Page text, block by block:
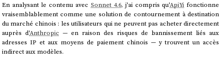
En analysant le contenu avec Sonnet 4.6, j'ai compris qu'ApiYi fonctionne
vraisemblablement comme une solution de contournement à destination
du marché chinois : les utilisateurs qui ne peuvent pas acheter directement
auprès d'Anthropic — en raison des risques de bannissement liés aux
adresses IP et aux moyens de paiement chinois — y trouvent un accès
indirect aux modèles.